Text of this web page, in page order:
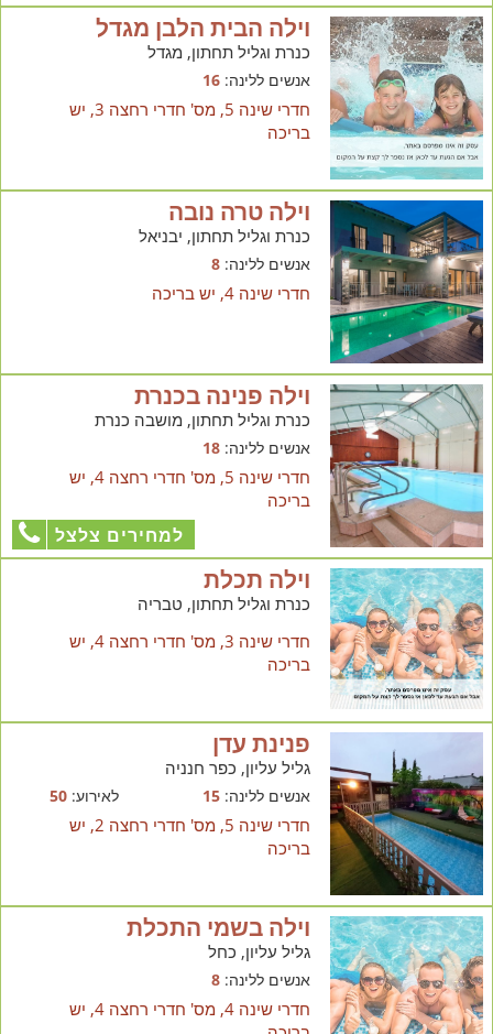
וילה הבית הלבן מגדל
כנרת וגליל תחתון, מגדל
אנשים ללינה:16
חדרי שינה 5, מס' חדרי רחצה 3, יש
בריכה
וילה טרה נובה
כנרת וגליל תחתון, יבניאל
אנשים ללינה:8
חדרי שינה 4, יש בריכה
וילה פנינה בכנרת
כנרת וגליל תחתון, מושבה כנרת
אנשים ללינה:18
חדרי שינה 5, מס' חדרי רחצה 4, יש
בריכה
למחירים צלצל
וילה תכלת
כנרת וגליל תחתון, טבריה
חדרי שינה 3, מס' חדרי רחצה 4, יש
בריכה
פנינת עדן
גליל עליון, כפר חנניה
אנשים ללינה:15 לאירוע:50
חדרי שינה 5, מס' חדרי רחצה 2, יש
בריכה
וילה בשמי התכלת
גליל עליון, כחל
אנשים ללינה:8
חדרי שינה 4, מס' חדרי רחצה 4, יש